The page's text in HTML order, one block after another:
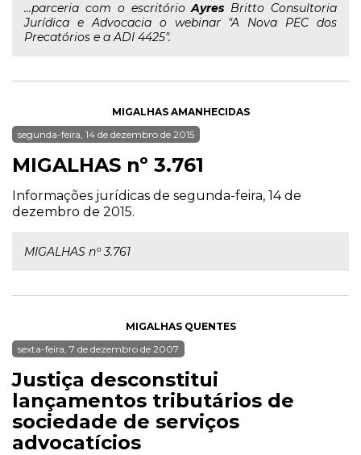
...parceria com o escritórioAyres Britto Consultoria
Jurídica e Advocacia o webinar "A Nova PEC dos
Precatórios e a ADI 4425".
MIGALHAS AMANHECIDAS
segunda-feira, 14 de dezembro de 2015
MIGALHAS nº 3.761
Informações jurídicas de segunda-feira, 14 de
dezembro de 2015.
MIGALHAS nº 3.761
MIGALHAS QUENTES
sexta-feira, 7 de dezembro de 2007
Justiça desconstitui
lançamentos tributários de
sociedade de serviços
advocatícios